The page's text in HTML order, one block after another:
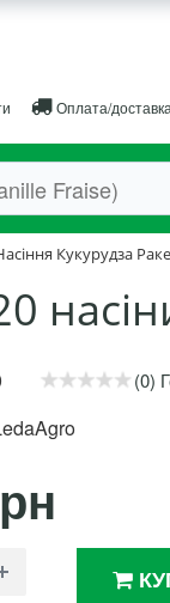
Оплата/доставка
Кукурудза
(0)